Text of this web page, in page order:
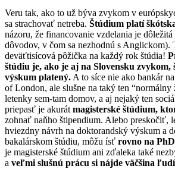
Veru tak, ako to už býva zvykom v
sa strachovať netreba. Štúdium platí
názoru, že financovanie vzdelania je
dôvodov, v čom sa nezhodnú s Anglickom).
deväťtisícová pôžička na každý rok štúdia!
štúdiu je, ako je aj na Slovensku zvykom,
výskum platený.A to síce nie ako bankár
of London, ale slušne na taký ten “normálny
letenky sem-tam domov, a aj nejaký ten
priepasť je akurátmagisterské štúdium,
zohnať naňho štipendium. Alebo preskočiť,
hviezdny návrh na doktorandský výskum a
bakalárskom štúdiu, môžu ísť rovno na
je magisterské štúdium ani zďaleka také
a veľmi slušnú prácu si nájde väčšina